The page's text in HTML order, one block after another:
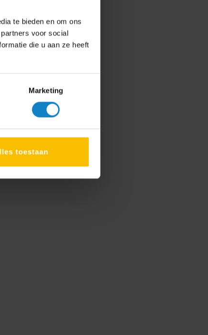
te bieden en om ons
voor social
die u aan ze heeft
Marketing
toestaan